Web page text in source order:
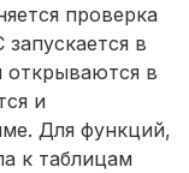
проверка
в
в
и
Для функций,
к таблицам